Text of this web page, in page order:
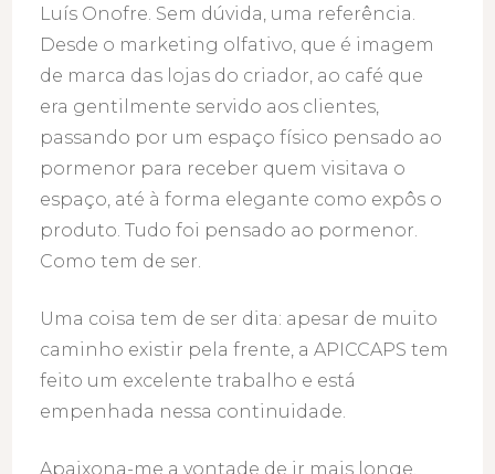
Luís Onofre. Sem dúvida, uma referência.
Desde o marketing olfativo, que é imagem
de marca das lojas do criador, ao café que
era gentilmente servido aos clientes,
passando por um espaço físico pensado ao
pormenor para receber quem visitava o
espaço, até à forma elegante como expôs o
produto. Tudo foi pensado ao pormenor.
Como tem de ser.
Uma coisa tem de ser dita: apesar de muito
caminho existir pela frente, a APICCAPS tem
feito um excelente trabalho e está
empenhada nessa continuidade.
Apaixona-me a vontade de ir mais longe.